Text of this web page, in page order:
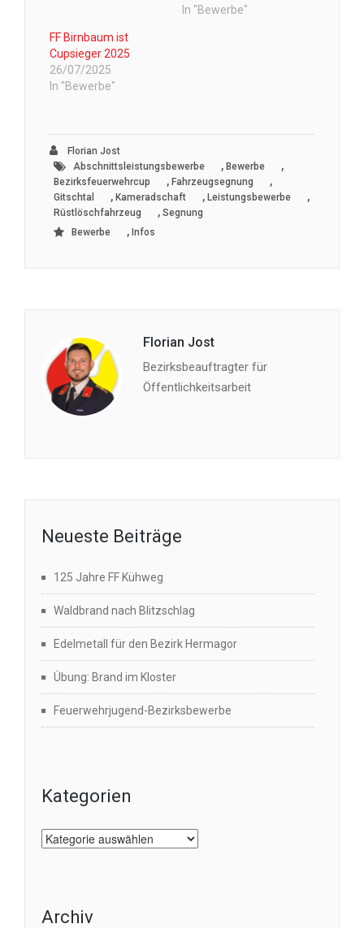
In "Bewerbe"
FF Birnbaum ist
Cupsieger 2025
26/07/2025
In "Bewerbe"
Florian Jost
Abschnittsleistungsbewerbe
, Bewerbe ,
Bezirksfeuerwehrcup , Fahrzeugsegnung ,
Gitschtal , Kameradschaft , Leistungsbewerbe ,
Rüstlöschfahrzeug , Segnung
Bewerbe
, Infos
Florian Jost
Bezirksbeauftragter für
Öffentlichkeitsarbeit
Neueste Beiträge
125 Jahre FF Kühweg
Waldbrand nach Blitzschlag
Edelmetall für den Bezirk Hermagor
Übung: Brand im Kloster
Feuerwehrjugend-Bezirksbewerbe
Kategorien
Kategorien
Archiv